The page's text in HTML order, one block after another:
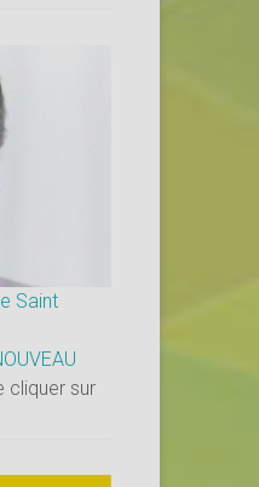
Saint
cliquer sur